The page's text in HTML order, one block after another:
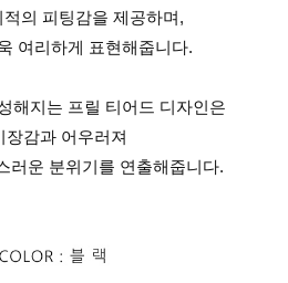
의 피팅감을 제공하며,
여리하게 표현해줍니다.
해지는 프릴 티어드 디자인은
장감과 어우러져